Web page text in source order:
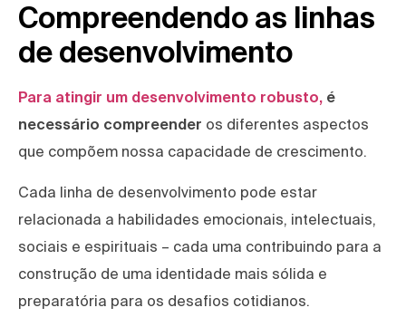
Compreendendo as linhas
de desenvolvimento
Para atingir um desenvolvimento robusto, é
necessário compreender os diferentes aspectos
que compõem nossa capacidade de crescimento.
Cada linha de desenvolvimento pode estar
relacionada a habilidades emocionais, intelectuais,
sociais e espirituais – cada uma contribuindo para a
construção de uma identidade mais sólida e
preparatória para os desafios cotidianos.